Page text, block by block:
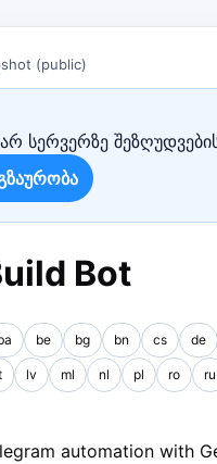
(public)
სერვერზე
Bot
be bg bn cs de
lv ml nl pl ro ru
automation with